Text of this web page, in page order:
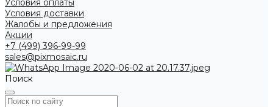
Условия оплаты
Условия доставки
Жалобы и предложения
Акции
+7 (499) 396-99-99
sales@pixmosaic.ru
Поиск